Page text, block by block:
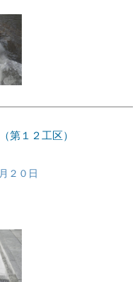
第１２工区）
２０日